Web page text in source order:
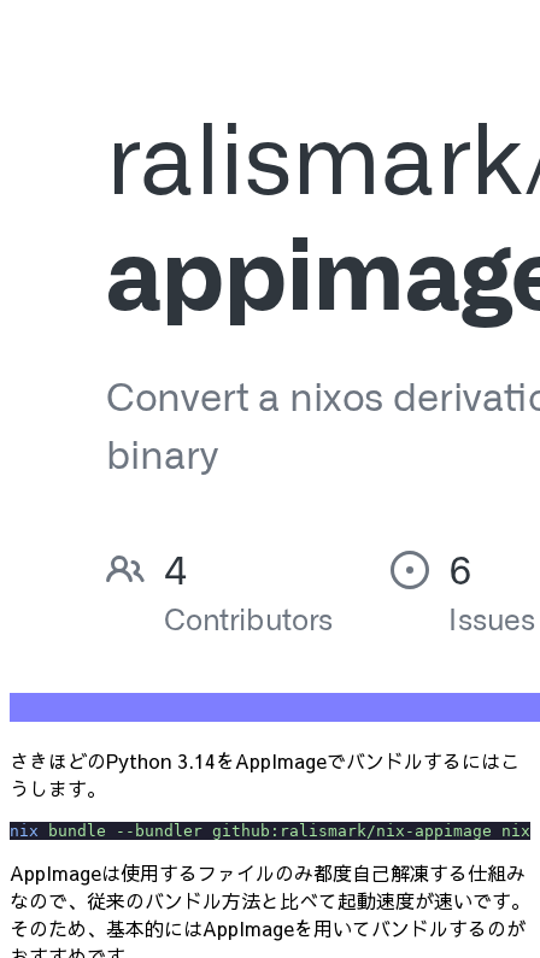
さきほどのPython 3.14をAppImageでバンドルするにはこ
うします。
nix bundle --bundler github:ralismark/nix-appimage
AppImageは使用するファイルのみ都度自己解凍する仕組み
なので、従来のバンドル方法と比べて起動速度が速いです。
そのため、基本的にはAppImageを用いてバンドルするのが